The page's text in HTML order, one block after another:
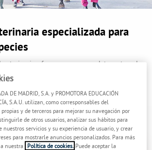
especializada para
ofrecemos una completa cartera de
poder responder ante cualquier necesidad
un animal, sea cual sea su especie. Contamos
de prestigio enfocados en ofrecer
a través de la tecnología médica y
y en unas confortables instalaciones
torno al bienestar del animal.
DE MADRID, S.A. y PROMOTORA EDUCACIÓN
S.A.U. utilizan, como corresponsables del
y de terceros para mejorar su navegación por
de otros usuarios, analizar sus hábitos para
nuestros servicios y su experiencia de usuario, y crear
para mostrarle anuncios personalizados. Para más
nuestra
Política de cookies. Puede aceptar la